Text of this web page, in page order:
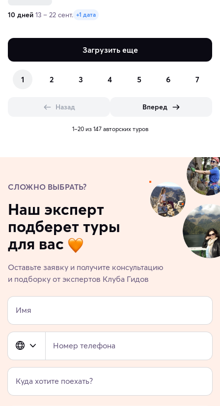
10 дней 13 – 22 сент. +1 дата
Загрузить еще
1 2 3 4 5 6 7
Назад Вперед
1–20 из 147 авторских туров
СЛОЖНО ВЫБРАТЬ?
Наш эксперт
подберет туры
для вас
Оставьте заявку и получите консультацию
и подборку от экспертов Клуба Гидов
Имя
Номер телефона
Куда хотите поехать?